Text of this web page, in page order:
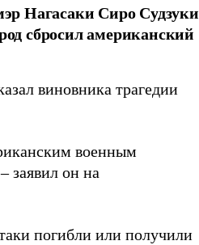
Нагасаки Сиро Судзуки
сбросил американский
виновника трагедии
военным
заявил он на
погибли или получили